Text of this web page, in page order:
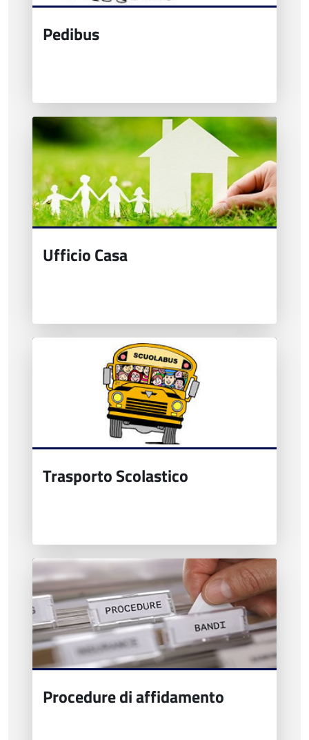
Pedibus
Ufficio Casa
Trasporto Scolastico
Procedure di affidamento